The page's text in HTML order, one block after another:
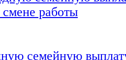
семейную